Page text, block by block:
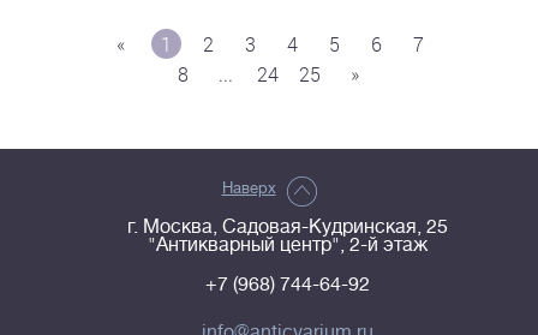
« 1 2 3 4 5 6
7
8
... 24 25 »
Наверх
г. Москва, Садовая-Кудринская, 25
"Антикварный центр", 2-й этаж
+7 (968) 744-64-92